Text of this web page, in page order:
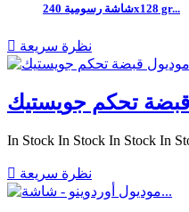
شاشة رسومية 240x128 gr...
 نظرة سريعة
In Stock In Stock In Stock In
 نظرة سريعة